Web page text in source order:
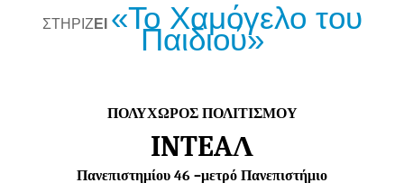
ΣΤΗΡΙΖ ΕΙ «Το Χαμόγελο του
Παιδιού»
ΠΟΛΥΧΩΡΟΣ ΠΟΛΙΤΙΣΜΟΥ
INTEAΛ
Πανεπιστημίου 46 –μετρό Πανεπιστήμιο